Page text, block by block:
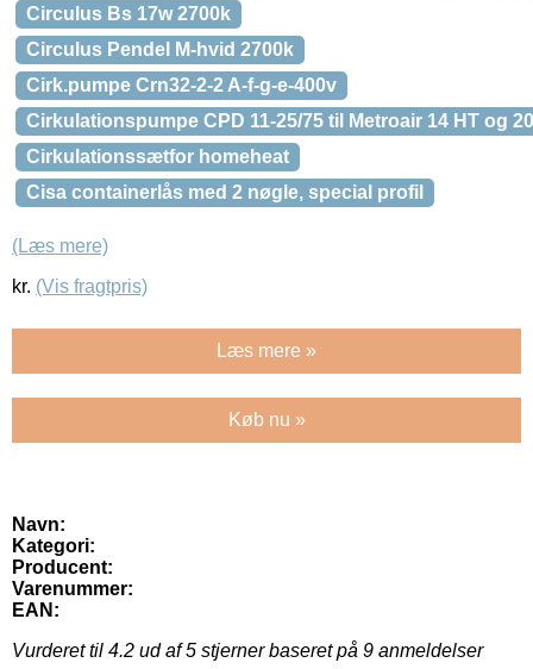
Circulus Bs 17w 2700k
Circulus Pendel M-hvid 2700k
Cirk.pumpe Crn32-2-2 A-f-g-e-400v
Cirkulationspumpe CPD 11-25/75 til Metroair 14 HT og
Cirkulationssætfor homeheat
Cisa containerlås med 2 nøgle, special profil
(Læs mere)
kr. (Vis fragtpris)
Læs mere »
Køb nu »
Navn:
Kategori:
Producent:
Varenummer:
EAN:
Vurderet til 4.2 ud af 5 stjerner baseret på 9 anmeldelser